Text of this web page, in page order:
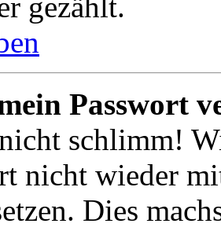
Passwort
schlimm!
nicht wieder
Dies